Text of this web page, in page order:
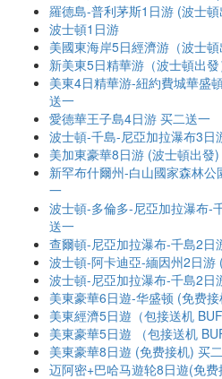
羅德島-普利茅斯1日游 (波士
波士頓1日游
美國東海岸5日經濟游（波士
新美東5日精華游（波士頓出
美東4日精華游-紐約費城華盛
送一
愛德華王子島4日游 买二送一
波士頓-千島-尼亞加拉瀑布3
美加東豪華8日游 (波士頓出發
新罕布什爾州-白山國家森林
一
波士頓-多倫多-尼亞加拉瀑布-
送一
查爾頓-尼亞加拉瀑布-千島2日
波士頓-阿卡迪亞-緬因州2日游
波士頓-尼亞加拉瀑布-千島2日
美東豪華6日遊-华盛顿 (免费
美東經濟5日遊（包接送机
美東豪華5日遊 （包接送机
美東豪華8日遊 (免费接机) 买
迈阿密+巴哈马遊轮8日遊(免